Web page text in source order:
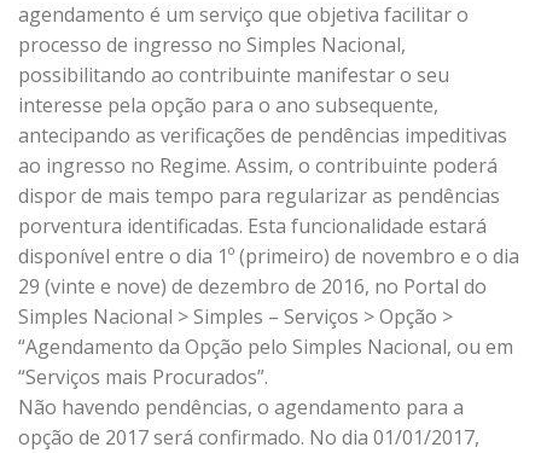
agendamento é um serviço que objetiva facilitar o
processo de ingresso no Simples Nacional,
possibilitando ao contribuinte manifestar o seu
interesse pela opção para o ano subsequente,
antecipando as verificações de pendências impeditivas
ao ingresso no Regime. Assim, o contribuinte poderá
dispor de mais tempo para regularizar as pendências
porventura identificadas. Esta funcionalidade estará
disponível entre o dia 1º (primeiro) de novembro e o dia
29 (vinte e nove) de dezembro de 2016, no Portal do
Simples Nacional > Simples – Serviços > Opção >
“Agendamento da Opção pelo Simples Nacional, ou em
“Serviços mais Procurados”.
Não havendo pendências, o agendamento para a
opção de 2017 será confirmado. No dia 01/01/2017,